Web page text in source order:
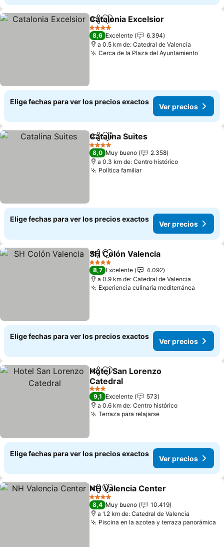
CompartirAgregar a favoritos
Catalonia Excelsior
4 Estrellas
8,6 Excelente
6.394
a 0.5 km de: Catedral de Valencia
Cerca de la Plaza del AyuntamientoVer
Elige fechas para ver los precios exactos
Ver precios
CompartirAgregar a favoritos
Catalina Suites
4 Estrellas
8,0 Muy bueno
2.358
a 0.3 km de: Centro histórico
Política familiarVer precios
Elige fechas para ver los precios exactos
Ver precios
CompartirAgregar a favoritos
SH Colón Valencia
4 Estrellas
8,7 Excelente
4.092
a 0.9 km de: Catedral de Valencia
Experiencia culinaria mediterránea
Elige fechas para ver los precios exactos
Ver precios
CompartirAgregar a favoritos
Hotel San Lorenzo
Catedral
Ver precios
3 Estrellas
9,1 Excelente
573
a 0.6 km de: Centro histórico
Terraza para relajarseVer precios
Elige fechas para ver los precios exactos
Ver precios
CompartirAgregar a favoritos
NH Valencia Center
4 Estrellas
8,4 Muy bueno
10.419
a 1.2 km de: Catedral de Valencia
Piscina en la azotea y terraza panorámica